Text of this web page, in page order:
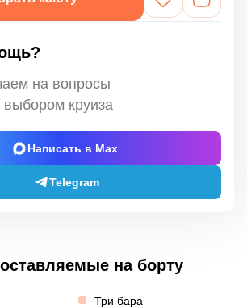
на вопросы
круиза
Написать в Max
Telegram
на борту
Три бара